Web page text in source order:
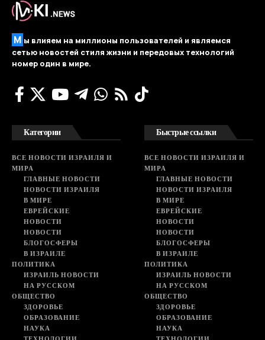
М ы влияем на миллионы пользователей и являемся
сетью новостей стиля жизни и передовых технологий
номер один в мире.
Категории
ВСЕ НОВОСТИ ИЗРАИЛЯ И
МИРА
ГЛАВНЫЕ НОВОСТИ
НОВОСТИ ИЗРАИЛЯ
В МИРЕ
ЕВРЕЙСКИЕ
НОВОСТИ
НОВОСТИ
БЛОГОСФЕРЫ
В ИЗРАИЛЕ
ПОЛИТИКА
ИЗРАИЛЬ НОВОСТИ
НА РУССКОМ
ОБЩЕСТВО
ЗДОРОВЬЕ
ОБРАЗОВАНИЕ
НАУКА
Быстрые ссылки
ВСЕ НОВОСТИ ИЗРАИЛЯ И
МИРА
ГЛАВНЫЕ НОВОСТИ
НОВОСТИ ИЗРАИЛЯ
В МИРЕ
ЕВРЕЙСКИЕ
НОВОСТИ
НОВОСТИ
БЛОГОСФЕРЫ
В ИЗРАИЛЕ
ПОЛИТИКА
ИЗРАИЛЬ НОВОСТИ
НА РУССКОМ
ОБЩЕСТВО
ЗДОРОВЬЕ
ОБРАЗОВАНИЕ
НАУКА